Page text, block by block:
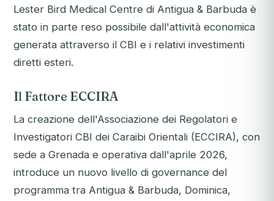
Lester Bird Medical Centre di Antigua & Barbuda è
stato in parte reso possibile dall'attività economica
generata attraverso il CBI e i relativi investimenti
diretti esteri.
Il Fattore ECCIRA
La creazione dell'Associazione dei Regolatori e
Investigatori CBI dei Caraibi Orientali (ECCIRA), con
sede a Grenada e operativa dall'aprile 2026,
introduce un nuovo livello di governance del
programma tra Antigua & Barbuda, Dominica,